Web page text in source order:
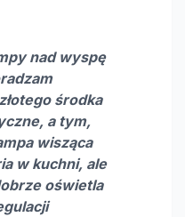
nad wyspę
środka
a tym,
wisząca
w kuchni, ale
oświetla